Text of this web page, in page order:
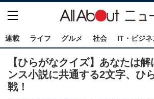
連載 ライフ グルメ 社会 IT・ビジネ
【ひらがなクイズ】あなたは
ンス小説に共通する2文字、ひ
戦！